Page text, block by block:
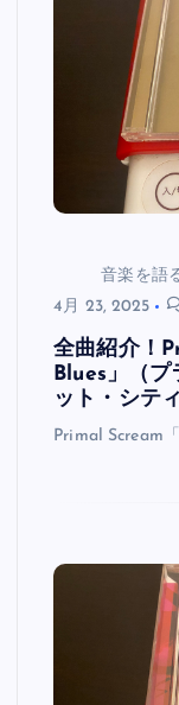
音楽を語
4月 23, 2025
全曲紹介！
Blues」（
ット・シテ
Primal Scream